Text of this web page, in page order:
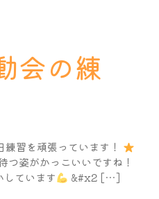
会の練
習を頑張っています！
つ姿がかっこいいですね！
ています
&#x2 […]